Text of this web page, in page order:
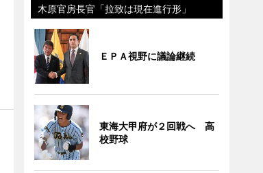
木原官房長官「拉致は現在進行形」
ＥＰＡ視野に議論継続
東海大甲府が２回戦へ 高
校野球